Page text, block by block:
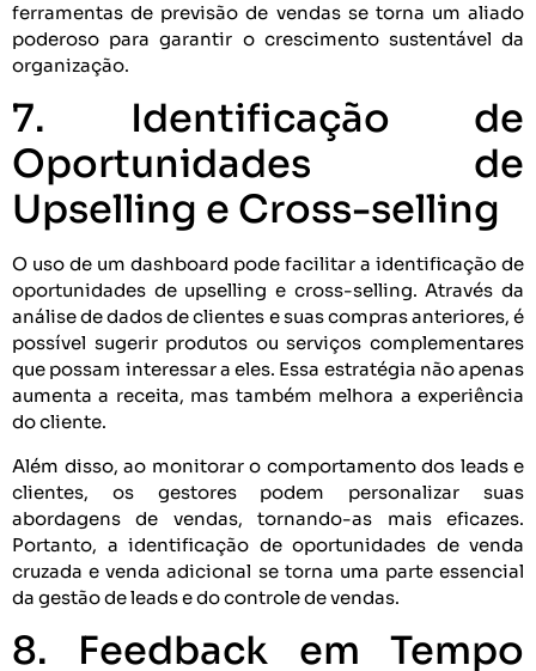
ferramentas de previsão de vendas se torna um aliado
poderoso para garantir o crescimento sustentável da
organização.
7. Identificação de
Oportunidades de
Upselling e Cross-selling
O uso de um dashboard pode facilitar a identificação de
oportunidades de upselling e cross-selling. Através da
análise de dados de clientes e suas compras anteriores, é
possível sugerir produtos ou serviços complementares
que possam interessar a eles. Essa estratégia não apenas
aumenta a receita, mas também melhora a experiência
do cliente.
Além disso, ao monitorar o comportamento dos leads e
clientes, os gestores podem personalizar suas
abordagens de vendas, tornando-as mais eficazes.
Portanto, a identificação de oportunidades de venda
cruzada e venda adicional se torna uma parte essencial
da gestão de leads e do controle de vendas.
8. Feedback em Tempo